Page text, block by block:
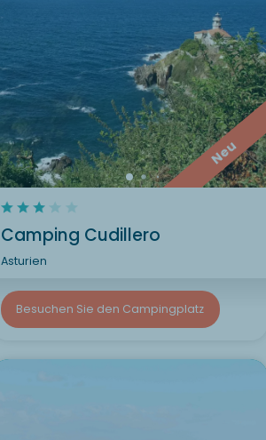
Neu
Camping Cudillero
Asturien
Besuchen Sie den Campingplatz